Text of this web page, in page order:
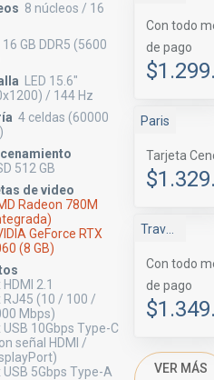
8 núcleos / 16
16 GB DDR5 (5600
LED 15.6"
/ 144 Hz
4 celdas (60000
512 GB
de video
Radeon 780M
GeForce RTX
(8 GB)
HDMI 2.1
RJ45 (10 / 100 /
Mbps)
USB 10Gbps Type-C
señal HDMI /
USB 5Gbps Type-A
Con todo
de pago
Paris
Tarjeta
Con todo
de pago
VER MÁS